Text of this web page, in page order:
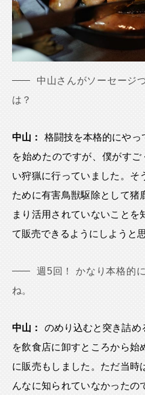
中山さんがソーセージ
は？
中山：
格闘技を本格的にやっ
を始めたのですが、僕がす
い狩猟に行っていました。そ
ために有害鳥獣駆除として猪
まり活用されていないことを
て販売できるようにしようと
週5回！ かなり本格的
ね。
中山：
のめり込むと突き詰め
を飲食店に卸すところから始
に販売もしました。ただ当時
んなに知られていなかったの